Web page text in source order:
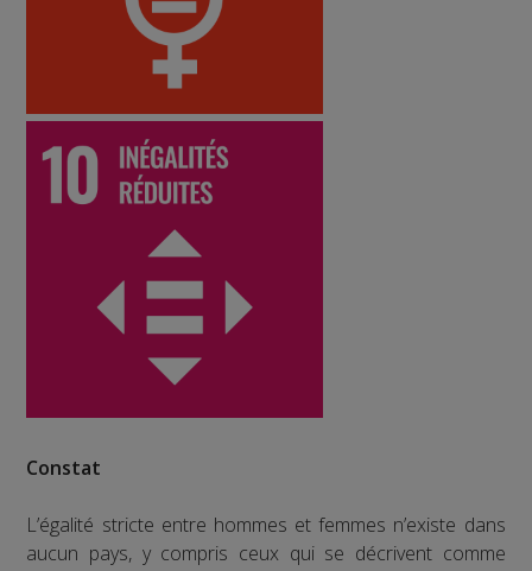
Constat
L’égalité stricte entre hommes et femmes n’existe dans
aucun pays, y compris ceux qui se décrivent comme